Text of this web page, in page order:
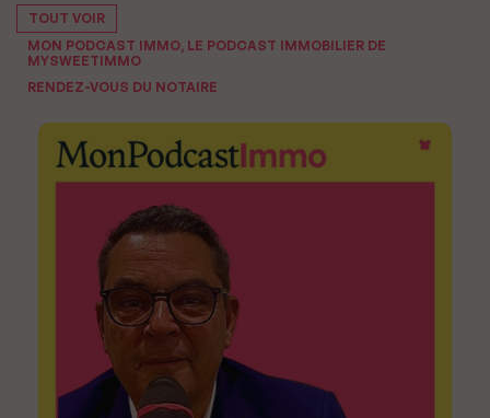
TOUT VOIR
MON PODCAST IMMO, LE PODCAST IMMOBILIER DE
MYSWEETIMMO
RENDEZ-VOUS DU NOTAIRE